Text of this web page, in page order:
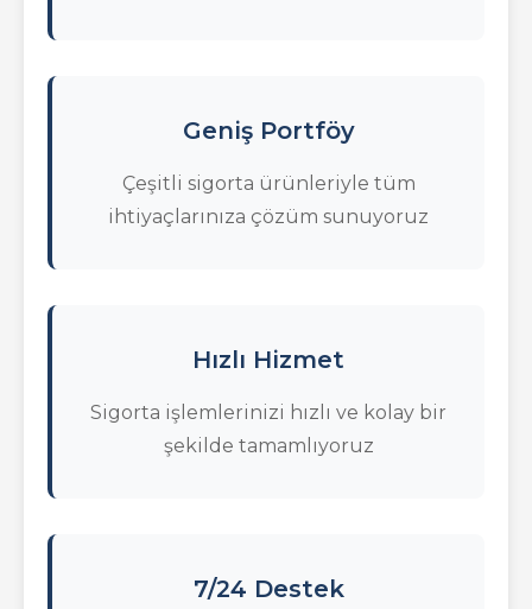
Geniş Portföy
Çeşitli sigorta ürünleriyle tüm
ihtiyaçlarınıza çözüm sunuyoruz
Hızlı Hizmet
Sigorta işlemlerinizi hızlı ve kolay bir
şekilde tamamlıyoruz
7/24 Destek